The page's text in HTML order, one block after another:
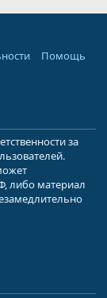
Помощь
за
либо материал